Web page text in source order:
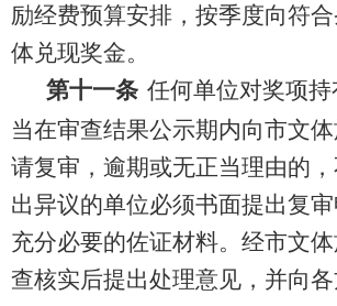
励经费预算安排，按季度向符
体 兑现奖金。
第十一条 任何单位对奖项
当在审查结果公示期内向市文
请复审，逾期或无正当理由的
出异议的单位必须书面提出复审
充分必要的佐证材料。 经市文
查核实后提出处理意见，并向各